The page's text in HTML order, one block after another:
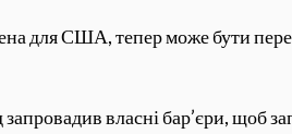
для США, тепер може бути
власні бар’єри, щоб